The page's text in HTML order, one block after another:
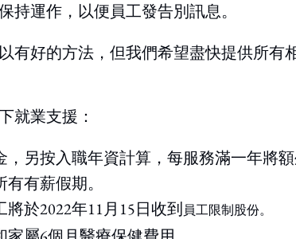
持運作，以便員工發告別訊息。
有好的方法，但我們希望盡快提供所有
就業支援：
另按入職年資計算，每服務滿一年將額
有薪假期。
於2022年11月15日收到員工限制股份。